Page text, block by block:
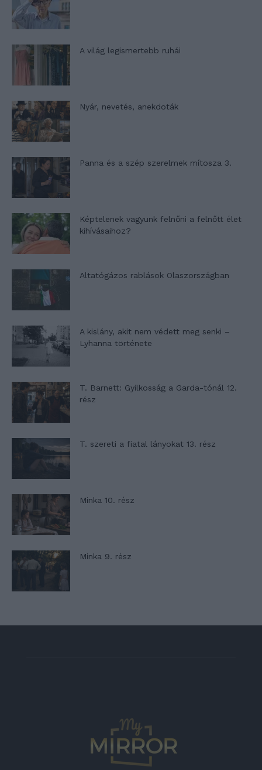
A világ legismertebb ruhái
Nyár, nevetés, anekdoták
Panna és a szép szerelmek mítosza 3.
Képtelenek vagyunk felnőni a felnőtt élet
kihívásaihoz?
Altatógázos rablások Olaszországban
A kislány, akit nem védett meg senki –
Lyhanna története
T. Barnett: Gyilkosság a Garda-tónál 12.
rész
T. szereti a fiatal lányokat 13. rész
Minka 10. rész
Minka 9. rész